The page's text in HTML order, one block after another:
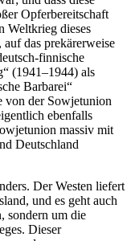
Opferbereitschaft
Weltkrieg dieses
das prekärerweise
finnische
(1941–1944) als
Barbarei“
von der Sowjetunion
ebenfalls
massiv mit
Deutschland
Der Westen liefert
und es geht auch
sondern um die
Dieser